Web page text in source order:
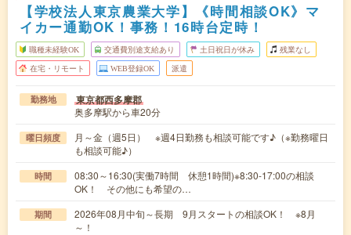
【学校法人東京農業大学】《時間相談OK》マ
イカー通勤OK！事務！16時台定時！
職種未経験OK 交通費別途支給あり 土日祝日が休み 残業なし
在宅・リモート WEB登録OK 派遣
勤務地 東京都西多摩郡
奥多摩駅から車20分
曜日頻度
月～金（週5日） ※週4日勤務も相談可能です♪（※勤務曜日
も相談可能♪）
時間
08:30～16:30(実働7時間 休憩1時間)※8:30-17:00の相談
OK！ その他にも希望の…
期間
2026年08月中旬～長期 9月スタートの相談OK！ ※8月
～！